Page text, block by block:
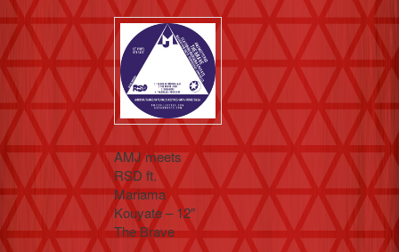
AMJ meets
RSD ft.
Mariama
Kouyate – 12″
The Brave